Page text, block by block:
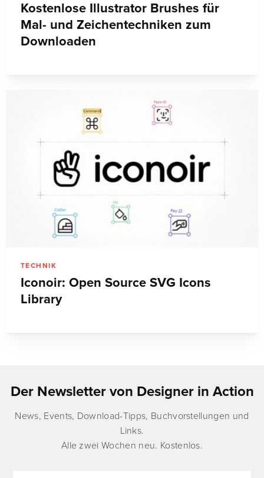
Kostenlose Illustrator Brushes für
Mal- und Zeichentechniken zum
Downloaden
TECHNIK
Iconoir: Open Source SVG Icons
Library
Der Newsletter von Designer in Action
News, Events, Download-Tipps, Buchvorstellungen und
Links.
Alle zwei Wochen neu. Kostenlos.